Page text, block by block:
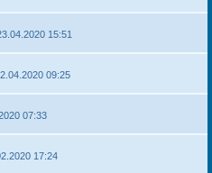
15:51
09:25
07:33
17:24